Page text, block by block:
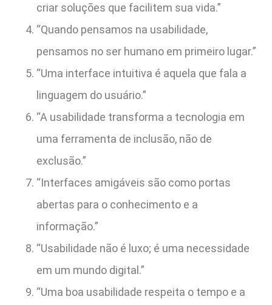
criar soluções que facilitem sua vida.”
“Quando pensamos na usabilidade,
pensamos no ser humano em primeiro lugar.”
“Uma interface intuitiva é aquela que fala a
linguagem do usuário.”
“A usabilidade transforma a tecnologia em
uma ferramenta de inclusão, não de
exclusão.”
“Interfaces amigáveis são como portas
abertas para o conhecimento e a
informação.”
“Usabilidade não é luxo; é uma necessidade
em um mundo digital.”
“Uma boa usabilidade respeita o tempo e a